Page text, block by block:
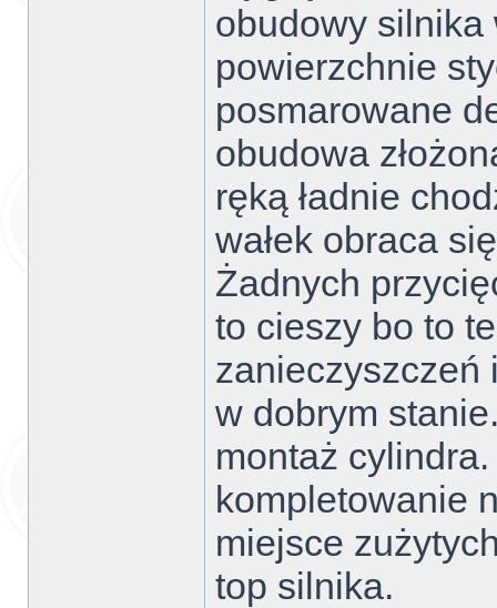
obudowy silnika
powierzchnie
posmarowane
obudowa
ręką ładnie
wałek obraca
Żadnych
to cieszy bo to
zanieczyszczeń
w dobrym
montaż
kompletowanie
miejsce
top silnika.